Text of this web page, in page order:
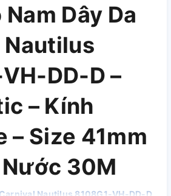
Dây Da
DD-D –
– Kính
– Size 41mm
30M
Nautilus 8108G1-VH-DD-D